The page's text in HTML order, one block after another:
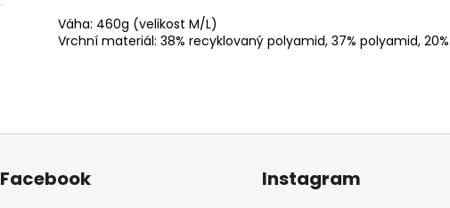
Váha: 460g (velikost M/L)
Vrchní materiál: 38% recyklovaný polyamid, 37% polyamid,
Facebook Instagram